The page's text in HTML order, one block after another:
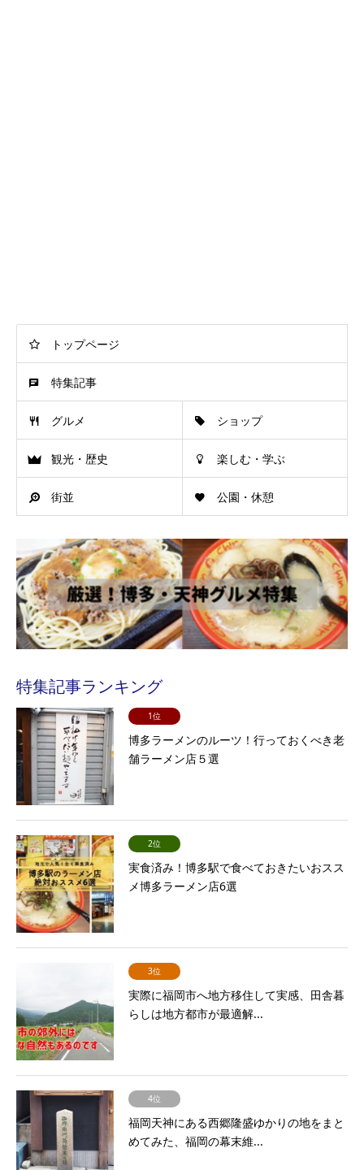
トップページ
特集記事
グルメ ショップ
観光・歴史 楽しむ・学ぶ
街並 公園・休憩
特集記事ランキング
1位
博多ラーメンのルーツ！行っておくべき老
舗ラーメン店５選
2位
実食済み！博多駅で食べておきたいおスス
メ博多ラーメン店6選
3位
実際に福岡市へ地方移住して実感、田舎暮
らしは地方都市が最適解...
4位
福岡天神にある西郷隆盛ゆかりの地をまと
めてみた、福岡の幕末維...